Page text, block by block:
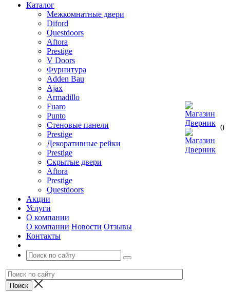
Каталог
Межкомнатные двери
Diford
Questdoors
Aftora
Prestige
V Doors
Фурнитура
Adden Bau
Ajax
Armadillo
Fuaro
Punto
Стеновые панели
Prestige
Декоративные рейки
Prestige
Скрытые двери
Aftora
Prestige
Questdoors
Акции
Услуги
О компании
О компании Новости Отзывы
Контакты
0